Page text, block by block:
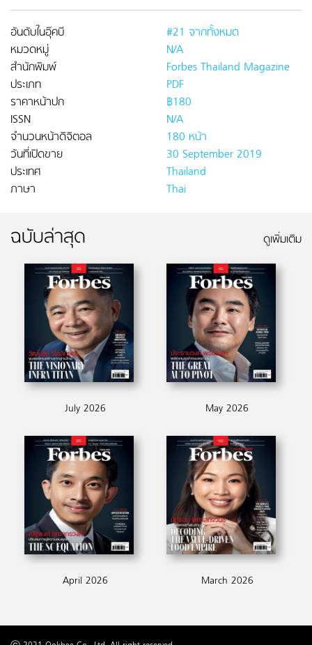
อันดับในอุ๊คบี
#21 จากทั้งหมด
หมวดหมู่
N/A
สำนักพิมพ์
Forbes Thailand Magazine
ประเภท
PDF
ราคาหน้าปก
฿180
ISSN
N/A
จำนวนหน้าดิจิตอล
180 หน้า
วันที่เปิดขาย
30 September 2019
ประเทศ
Thailand
ภาษา
Thai
ฉบับล่าสุด ดูเพิ่มเติม
July 2026 May 2026
April 2026 March 2026